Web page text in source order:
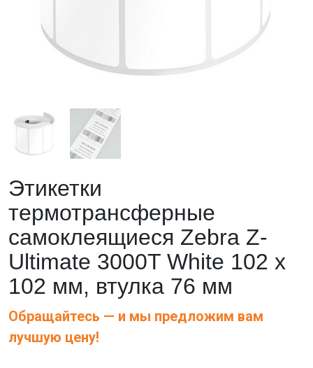
Этикетки
термотрансферные
самоклеящиеся Zebra Z-
Ultimate 3000T White 102 x
102 мм, втулка 76 мм
Обращайтесь — и мы предложим вам
лучшую цену!